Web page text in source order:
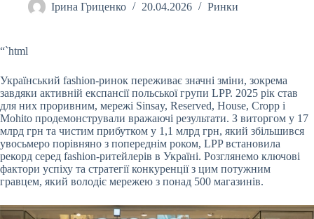
Ірина Гриценко 20.04.2026 Ринки
“`html
Український fashion-ринок переживає значні зміни, зокрема
завдяки активній експансії польської групи LPP. 2025 рік став
для них проривним, мережі Sinsay, Reserved, House, Cropp і
Mohito продемонстрували вражаючі результати. З виторгом у 17
млрд грн та чистим прибутком у 1,1 млрд грн, який збільшився
увосьмеро порівняно з попереднім роком, LPP встановила
рекорд серед fashion-ритейлерів в Україні. Розглянемо ключові
фактори успіху та стратегії конкуренції з цим потужним
гравцем, який володіє мережею з понад 500 магазинів.